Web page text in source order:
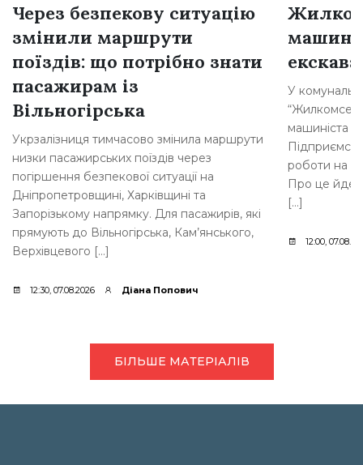
Через безпекову ситуацію
змінили маршрути
поїздів: що потрібно знати
пасажирам із
Вільногірська
Укрзалізниця тимчасово змінила маршрути
низки пасажирських поїздів через
погіршення безпекової ситуації на
Дніпропетровщині, Харківщині та
Запорізькому напрямку. Для пасажирів, які
прямують до Вільногірська, Кам’янського,
Верхівцевого […]
12:30, 07.08.2026 Діана Попович
У
машиніста
роботи на
Про це
[…]
12:00,
БІЛЬШЕ МАТЕРІАЛІВ